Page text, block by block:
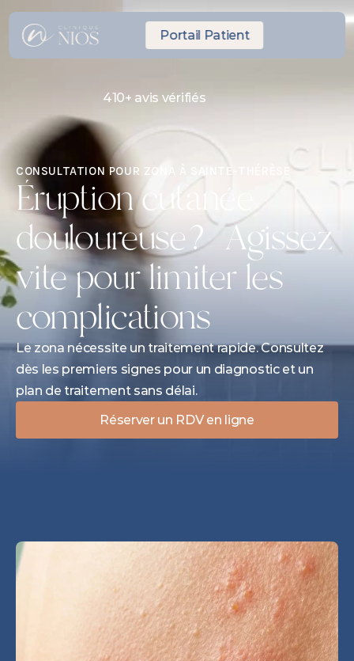
Portail Patient
410+ avis vérifiés
RDV Express même journée
10 minutes de Laval
CONSULTATION POUR ZONA À SAINTE-THÉRÈSE
Éruption cutanée
douloureuse? Agissez
vite pour limiter les
complications
Le zona nécessite un traitement rapide. Consultez
dès les premiers signes pour un diagnostic et un
plan de traitement sans délai.
Réserver un RDV en ligne